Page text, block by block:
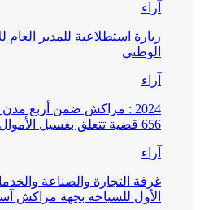
آراء
زيارة استطلاعية للمدير العام
الوطني
آراء
2024 : مراكش ضمن أربع
656 قضية تتعلق بغسيل الأموال
آراء
غرفة التجارة والصناعة
الأول للسياحة بجهة مراكش